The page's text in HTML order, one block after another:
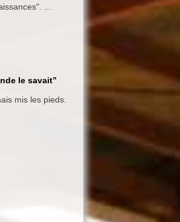
...
le savait”
mis les pieds.